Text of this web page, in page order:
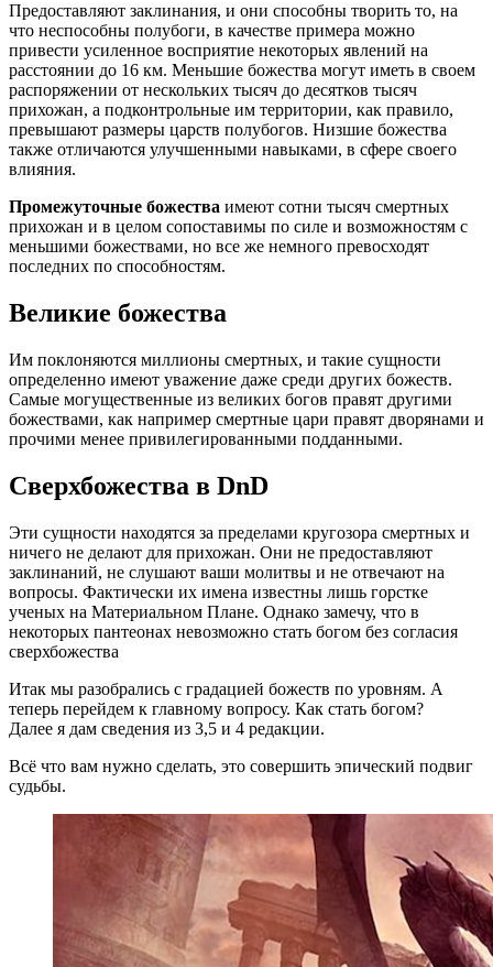
Предоставляют заклинания, и они способны творить то, на
что неспособны полубоги, в качестве примера можно
привести усиленное восприятие некоторых явлений на
расстоянии до 16 км. Меньшие божества могут иметь в своем
распоряжении от нескольких тысяч до десятков тысяч
прихожан, а подконтрольные им территории, как правило,
превышают размеры царств полубогов. Низшие божества
также отличаются улучшенными навыками, в сфере своего
влияния.
Промежуточные божества имеют сотни тысяч смертных
прихожан и в целом сопоставимы по силе и возможностям с
меньшими божествами, но все же немного превосходят
последних по способностям.
Великие божества
Им поклоняются миллионы смертных, и такие сущности
определенно имеют уважение даже среди других божеств.
Самые могущественные из великих богов правят другими
божествами, как например смертные цари правят дворянами и
прочими менее привилегированными подданными.
Сверхбожества в DnD
Эти сущности находятся за пределами кругозора смертных и
ничего не делают для прихожан. Они не предоставляют
заклинаний, не слушают ваши молитвы и не отвечают на
вопросы. Фактически их имена известны лишь горстке
ученых на Материальном Плане. Однако замечу, что в
некоторых пантеонах невозможно стать богом без согласия
сверхбожества
Итак мы разобрались с градацией божеств по уровням. А
теперь перейдем к главному вопросу. Как стать богом?
Далее я дам сведения из 3,5 и 4 редакции.
Всё что вам нужно сделать, это совершить эпический подвиг
судьбы.